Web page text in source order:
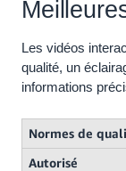
Les vidéos
qualité, un
informations
Normes de
Autorisé